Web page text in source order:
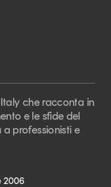
che racconta in
e le sfide del
a professionisti e
2006